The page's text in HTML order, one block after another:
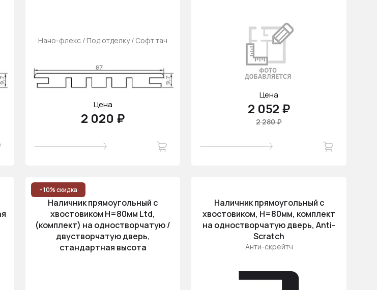
Нано-флекс / Под отделку / Софт тач
Цена
2 020 ₽
Цена
2 052 ₽
2 280 ₽
- 10% скидка
Наличник прямоугольный с
хвостовиком H=80мм Ltd,
(комплект) на одностворчатую /
двустворчатую дверь,
стандартная высота
Наличник прямоугольный с
хвостовиком, H=80мм, комплект
на одностворчатую дверь, Anti-
Scratch
Анти-скрейтч